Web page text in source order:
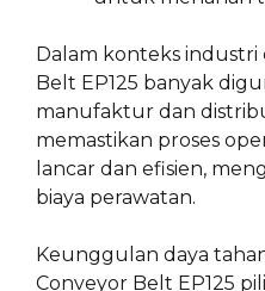
Dalam konteks industri
Belt EP125 banyak
manufaktur dan
memastikan proses
lancar dan efisien,
biaya perawatan.
Keunggulan daya
Conveyor Belt EP125